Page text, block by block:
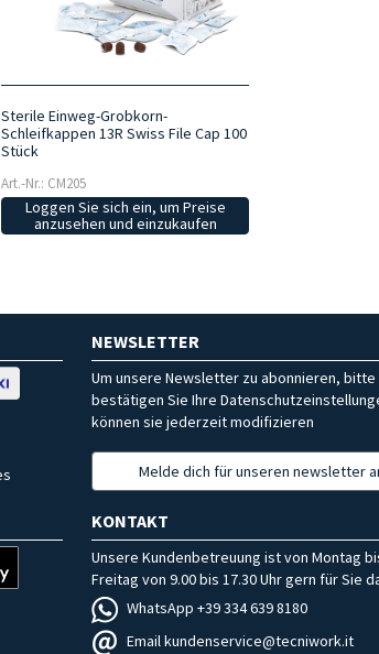
Sterile Einweg-Grobkorn-
Schleifkappen 13R Swiss File Cap 100
Stück
Art.-Nr.: CM205
Loggen Sie sich ein, um Preise
anzusehen und einzukaufen
NEWSLETTER
Um unsere Newsletter zu abonnieren, bitte
bestätigen Sie Ihre
können sie jederzeit modifizieren
Melde dich für unseren newsletter
KONTAKT
Unsere Kundenbetreuung ist von Montag
Freitag von 9.00 bis 17.30 Uhr gern für Sie
WhatsApp +39 334 639 8180
Email kundenservice@tecniwork.it